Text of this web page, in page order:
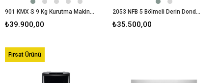
901 KMX S 9 Kg Kurutma Makinesi
₺39.900,00
2053 NFB 5 Bölmeli Derin Dondurucu
₺35.500,00
Fırsat Ürünü